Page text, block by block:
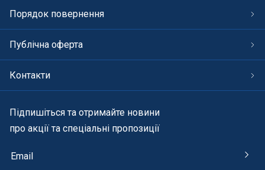
Порядок повернення
Публічна оферта
Контакти
Підпишіться та отримайте новини
про акції та спеціальні пропозиції